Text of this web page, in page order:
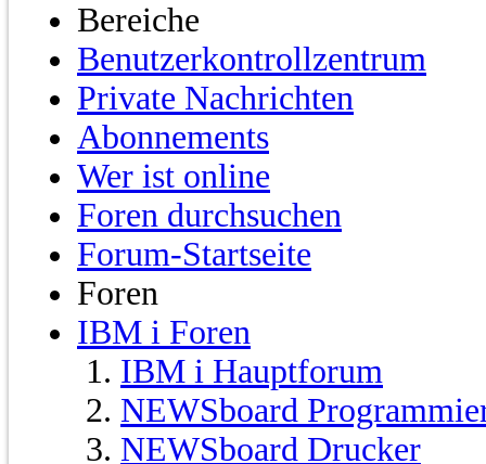
Bereiche
Benutzerkontrollzentrum
Private Nachrichten
Abonnements
Wer ist online
Foren durchsuchen
Forum-Startseite
Foren
IBM i Foren
IBM i Hauptforum
NEWSboard
NEWSboard Drucker